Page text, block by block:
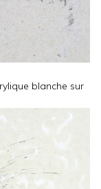
blanche sur